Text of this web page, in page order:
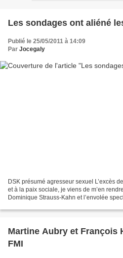
Les sondages ont aliéné
Publié le 25/05/2011 à 14:09
Par Jocegaly
DSK présumé agresseur sexuel L’excès
et à la paix sociale, je viens de m’en
Dominique Strauss-Kahn et l’envolée
Martine Aubry et François
FMI